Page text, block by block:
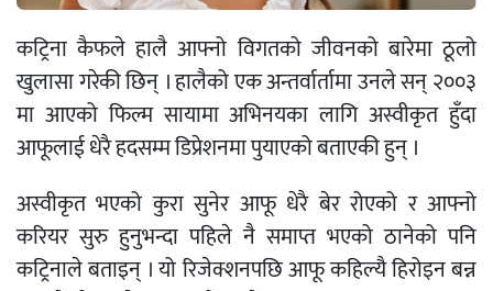
कट्रिना कैफले हालै आफ्नो विगतको जीवनको बारेमा ठूलो
खुलासा गरेकी छिन् । हालैको एक अन्तर्वार्तामा उनले सन् २००३
मा आएको फिल्म सायामा अभिनयका लागि अस्वीकृत हुँदा
आफूलाई धेरै हदसम्म डिप्रेशनमा पुयाएको​ बताएकी हुन् ।
अस्वीकृत भएको कुरा सुनेर आफू धेरै बेर रोएको र आफ्नो
करियर सुरु हुनुभन्दा पहिले नै समाप्त भएको ठानेको पनि
कट्रिनाले बताइन् । यो रिजेक्शनपछि आफू कहिल्यै हिरोइन बन्न